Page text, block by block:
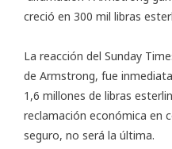
creció en 300 mil libras
La reacción del Sunday
de Armstrong, fue
1,6 millones de libras
reclamación económica en
seguro, no será la última.